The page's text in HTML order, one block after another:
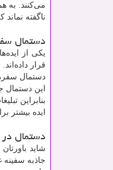
می‌کنند. به
ناگفته
دستمال
یکی از
قرار داده‌اند.
دستمال
این دستمال
بنابراین
ایده بیشتر
دستمال
شاید
جاذبه